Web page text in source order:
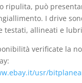
ripulita, può
I drive
testati, allineati e
verificate la
usr/